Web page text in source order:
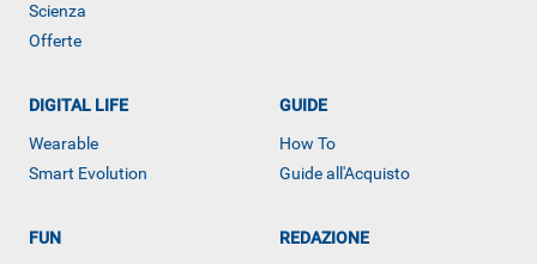
Scienza
Offerte
DIGITAL LIFE
Wearable
Smart Evolution
GUIDE
How To
Guide all'Acquisto
FUN
REDAZIONE